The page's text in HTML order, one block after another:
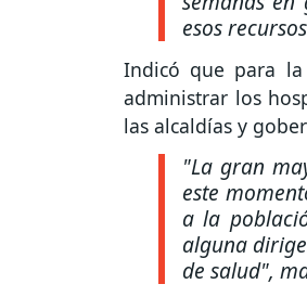
esos
Indicó que para
administrar los
las alcaldías y
"La gran
este
a la
alguna
de salud",